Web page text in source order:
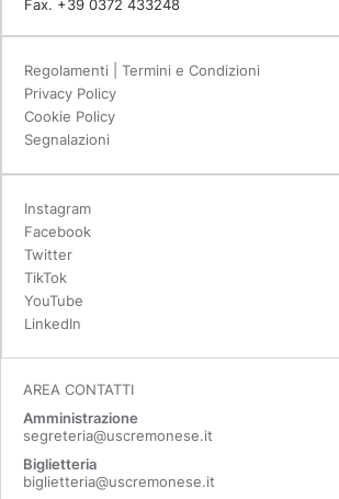
Fax. +39 0372 433248
Regolamenti | Termini e Condizioni
Privacy Policy
Cookie Policy
Segnalazioni
Instagram
Facebook
Twitter
TikTok
YouTube
LinkedIn
AREA CONTATTI
Amministrazione
segreteria@uscremonese.it
Biglietteria
biglietteria@uscremonese.it